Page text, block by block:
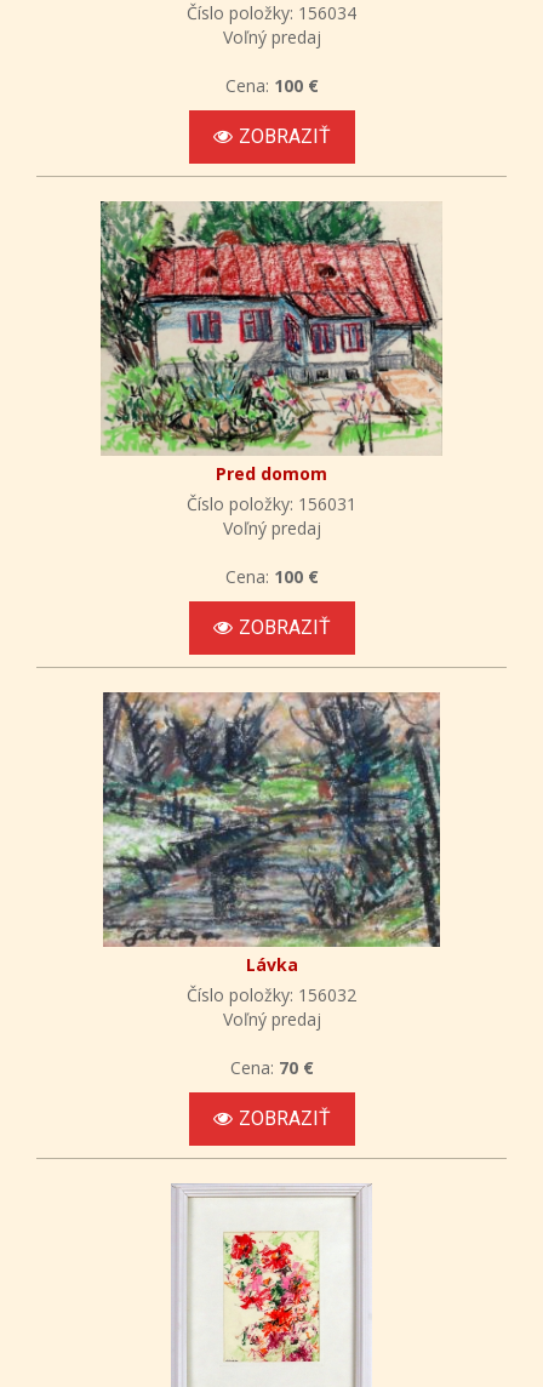
Číslo položky: 156034
Voľný predaj
Cena: 100 €
ZOBRAZIŤ
Pred domom
Číslo položky: 156031
Voľný predaj
Cena: 100 €
ZOBRAZIŤ
Lávka
Číslo položky: 156032
Voľný predaj
Cena: 70 €
ZOBRAZIŤ